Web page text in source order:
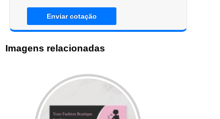
Enviar cotação
Imagens relacionadas